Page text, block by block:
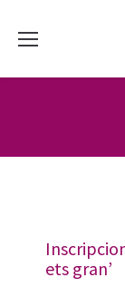
ets gran’